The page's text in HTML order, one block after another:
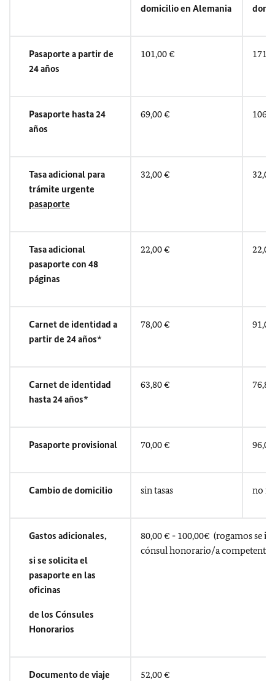
domicilio en Alemania
Pasaporte a partir de
24 años
101,00 €
Pasaporte hasta 24
años
69,00 €
Tasa adicional para
trámite urgente
pasaporte
32,00 €
Tasa adicional
pasaporte con 48
páginas
22,00 €
Carnet de identidad a
partir de 24 años*
78,00 €
Carnet de identidad
hasta 24 años*
63,80 €
Pasaporte provisional 70,00 €
Cambio de domicilio sin tasas no
Gastos adicionales,
si se solicita el
pasaporte en las
oficinas
de los Cónsules
Honorarios
80,00 € - 100,00€ (rogamos se
cónsul honorario/a competente)
Documento de viaje
52,00 €